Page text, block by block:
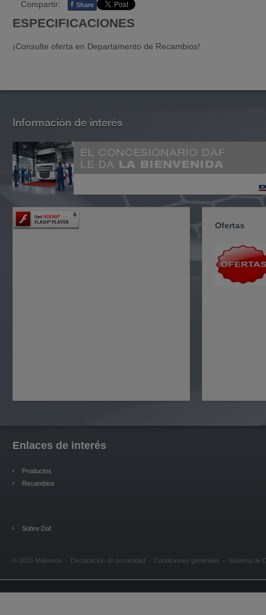
Compartir: f Share
ESPECIFICACIONES
¡Consulte oferta en Departamento de Recambios!
Información de interés
Ofertas
Enlaces de interés
Productos
Recambios
Sobre Daf
© 2015 Mabesoa Declaración de privacidad Condiciones generales Sistema de